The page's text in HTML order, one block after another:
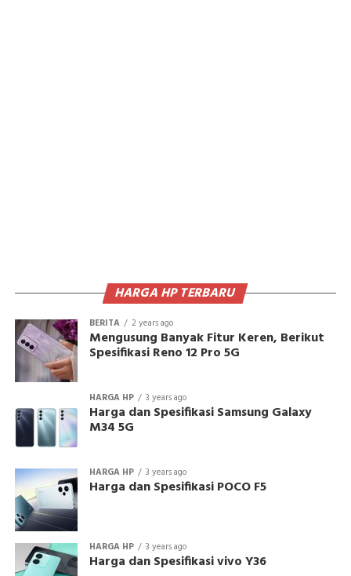
HARGA HP TERBARU
BERITA 2 years ago
Mengusung Banyak Fitur Keren, Berikut
Spesifikasi Reno 12 Pro 5G
HARGA HP 3 years ago
Harga dan Spesifikasi Samsung Galaxy
M34 5G
HARGA HP 3 years ago
Harga dan Spesifikasi POCO F5
HARGA HP 3 years ago
Harga dan Spesifikasi vivo Y36